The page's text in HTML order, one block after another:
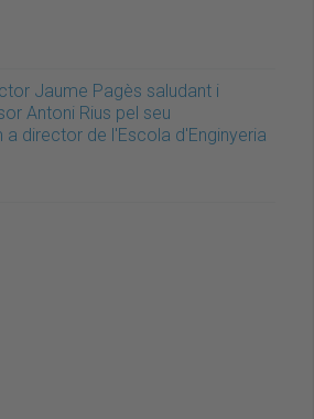
Jaume Pagès saludant i
Antoni Rius pel seu
director de l'Escola d'Enginyeria